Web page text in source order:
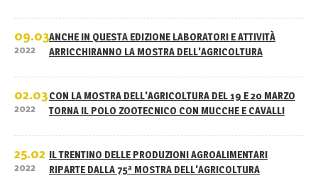
09.03
2022
ANCHE IN QUESTA EDIZIONE LABORATORI E ATTIVITÀ
ARRICCHIRANNO LA MOSTRA DELL'AGRICOLTURA
02.03
2022
CON LA MOSTRA DELL'AGRICOLTURA DEL 19 E 20 MARZO
TORNA IL POLO ZOOTECNICO CON MUCCHE E CAVALLI
25.02
2022
IL TRENTINO DELLE PRODUZIONI AGROALIMENTARI
RIPARTE DALLA 75ª MOSTRA DELL'AGRICOLTURA